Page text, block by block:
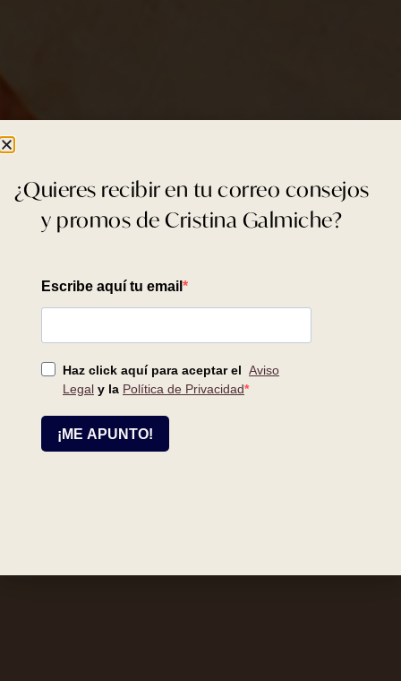
¿Quieres recibir en tu correo consejos
y promos de Cristina Galmiche?